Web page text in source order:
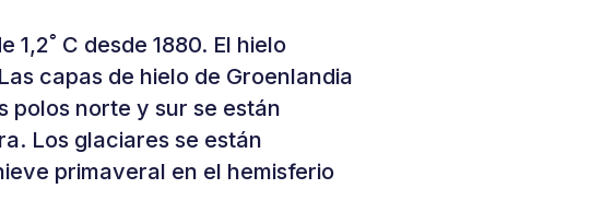
C desde 1880. El hielo
capas de hielo de Groenlandia
polos norte y sur se están
Los glaciares se están
primaveral en el hemisferio